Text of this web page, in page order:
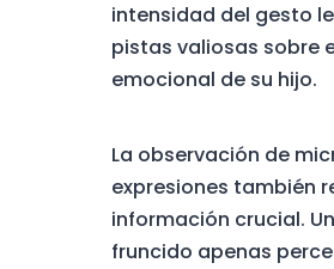
intensidad del gesto
pistas valiosas sobre
emocional de su hijo.
La observación de
expresiones también
información crucial.
fruncido apenas